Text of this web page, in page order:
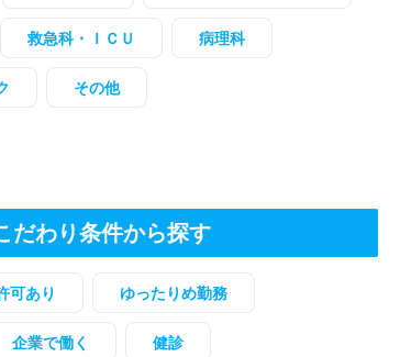
救急科・ＩＣＵ 病理科
その他
だわり条件から探す
可あり ゆったりめ勤務
企業で働く 健診